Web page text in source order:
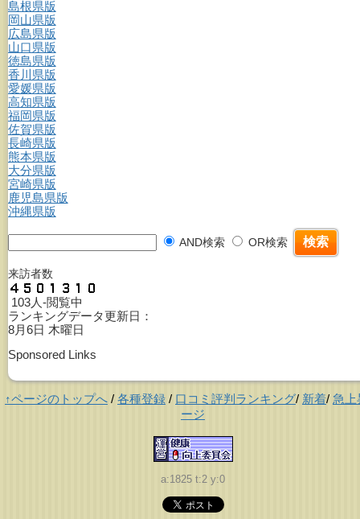
島根県版
岡山県版
広島県版
山口県版
徳島県版
香川県版
愛媛県版
高知県版
福岡県版
佐賀県版
長崎県版
熊本県版
大分県版
宮崎県版
鹿児島県版
沖縄県版
AND検索 OR検索
来訪者数
103人-閲覧中
ランキングデータ更新日：
8月6日 木曜日
Sponsored Links
↑ページのトップへ / 各種登録 / 口コミ評判ランキング/ 新着/ 急上
ージ
a:1825 t:2 y:0